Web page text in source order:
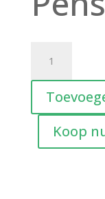
Wft
Pensioen
aantal
Koop